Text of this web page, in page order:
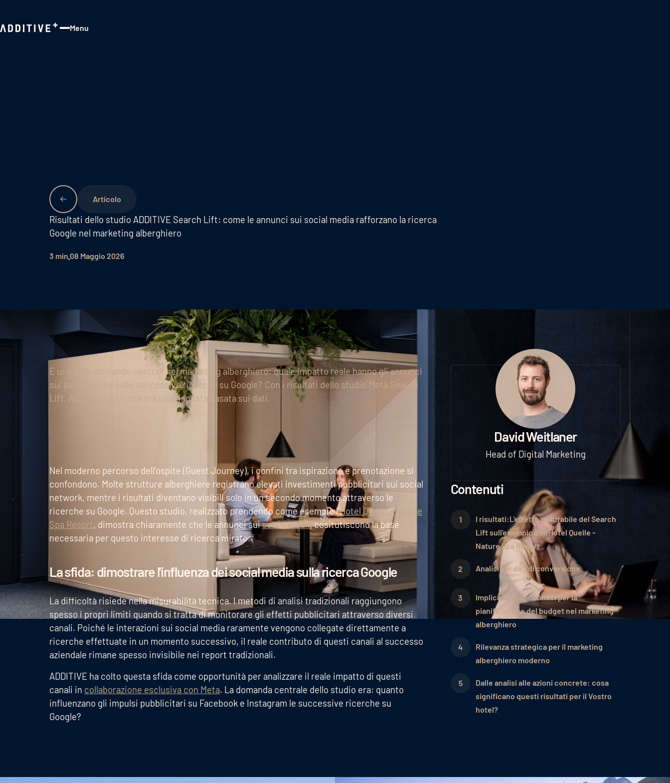
Menu
Risultati dello studio ADDITIVE Search Lift: come le annunci sui social media rafforzano la ricerca
Google nel marketing alberghiero
3 min 08 Maggio 2026
È una delle domande centrali nel marketing alberghiero: quale impatto reale hanno gli annunci
sui social media sulle successive ricerche su Google? Con i risultati dello studio Meta Search
Lift, ADDITIVE fornisce ora una risposta basata sui dati.
Nel moderno percorso dell’ospite (Guest Journey), i confini tra ispirazione e prenotazione si
confondono. Molte strutture alberghiere registrano elevati investimenti pubblicitari sui social
network, mentre i risultati diventano visibili solo in un secondo momento attraverso le
ricerche su Google. Questo studio, realizzato prendendo come esempio l’Hotel Quelle - Nature
Spa Resort, dimostra chiaramente che le annunci suisocial mediacositutiscono la base
necessaria per questo interesse di ricerca mirato.
La sfida: dimostrare l'influenza dei social media sulla ricerca Google
La difficoltà risiede nella misurabilità tecnica. I metodi di analisi tradizionali raggiungono
spesso i propri limiti quando si tratta di monitorare gli effetti pubblicitari attraverso diversi
canali. Poiché le interazioni sui social media raramente vengono collegate direttamente a
ricerche effettuate in un momento successivo, il reale contributo di questi canali al successo
aziendale rimane spesso invisibile nei report tradizionali.
ADDITIVE ha colto questa sfida come opportunità per analizzare il reale impatto di questi
canali in collaborazione esclusiva con Meta. La domanda centrale dello studio era: quanto
influenzano gli impulsi pubblicitari su Facebook e Instagram le successive ricerche su
Google?
David Weitlaner
Head of Digital Marketing
Contenuti
I risultati:L'effetto misurabile del Search
Lift sull'esempio dell'Hotel Quelle -
Nature Spa Resort
Analisi dei dati di conversione
Implicazioni economici per la
pianificazione del budget nel marketing
alberghiero
Rilevanza strategica per il marketing
alberghiero moderno
Dalle analisi alle azioni concrete: cosa
significano questi risultati per il Vostro
hotel?